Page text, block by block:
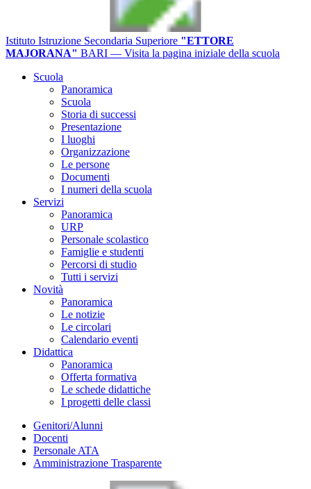
Istituto Istruzione Secondaria Superiore "ETTORE
MAJORANA" BARI — Visita la pagina iniziale della scuola
Scuola
Panoramica
Scuola
Storia di successi
Presentazione
I luoghi
Organizzazione
Le persone
Documenti
I numeri della scuola
Servizi
Panoramica
URP
Personale scolastico
Famiglie e studenti
Percorsi di studio
Tutti i servizi
Novità
Panoramica
Le notizie
Le circolari
Calendario eventi
Didattica
Panoramica
Offerta formativa
Le schede didattiche
I progetti delle classi
Genitori/Alunni
Docenti
Personale ATA
Amministrazione Trasparente